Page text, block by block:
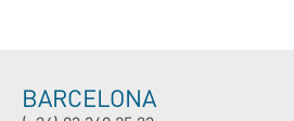
BARCELONA